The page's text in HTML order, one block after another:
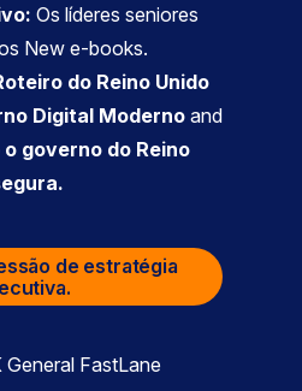
Os líderes seniores
New e-books.
do Reino Unido
Digital Moderno and
governo do Reino
de estratégia